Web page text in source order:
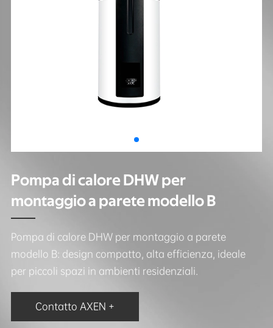
Pompa di calore DHW per
montaggio a parete modello B
Pompa di calore DHW per montaggio a parete
modello B: design compatto, alta efficienza, ideale
per piccoli spazi in ambienti residenziali.
Contatto AXEN +